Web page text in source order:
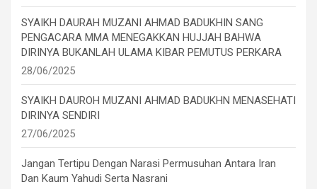
SYAIKH DAURAH MUZANI AHMAD BADUKHIN SANG
PENGACARA MMA MENEGAKKAN HUJJAH BAHWA
DIRINYA BUKANLAH ULAMA KIBAR PEMUTUS PERKARA
28/06/2025
SYAIKH DAUROH MUZANI AHMAD BADUKHN MENASEHATI
DIRINYA SENDIRI
27/06/2025
Jangan Tertipu Dengan Narasi Permusuhan Antara Iran
Dan Kaum Yahudi Serta Nasrani